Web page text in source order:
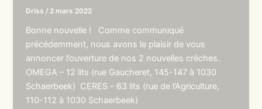
Driss / 2 mars 2022
Bonne nouvelle ! Comme communiqué
précédemment, nous avons le plaisir de vous
annoncer l’ouverture de nos 2 nouvelles crèches.
OMEGA – 12 lits (rue Gaucheret, 145-147 à 1030
Schaerbeek) CERES – 63 lits (rue de l’Agriculture,
110-112 à 1030 Schaerbeek)